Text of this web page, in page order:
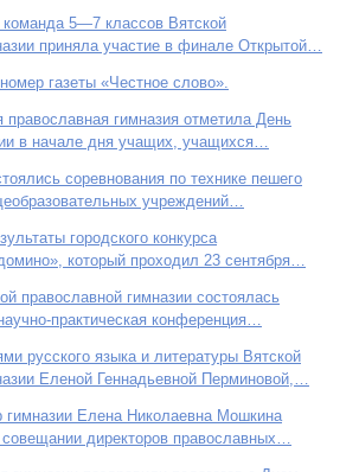
команда 5—7 классов Вятской
приняла участие в финале Открытой…
газеты «Честное слово».
православная гимназия отметила День
в начале дня учащих, учащихся…
соревнования по технике пешего
учреждений…
городского конкурса
который проходил 23 сентября…
православной гимназии состоялась
практическая конференция…
русского языка и литературы Вятской
Еленой Геннадьевной Перминовой,…
гимназии Елена Николаевна Мошкина
совещании директоров православных…